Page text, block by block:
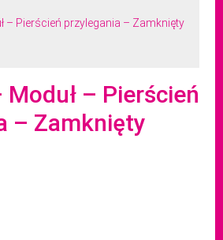
– Pierścień przylegania – Zamknięty
– Pierścień
– Zamknięty